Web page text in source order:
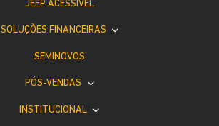
JEEP ACESSÍVEL
SOLUÇÕES FINANCEIRAS
SEMINOVOS
PÓS-VENDAS
INSTITUCIONAL